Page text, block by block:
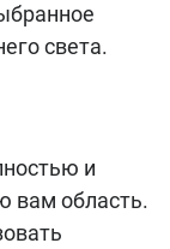
света.
и
вам область.